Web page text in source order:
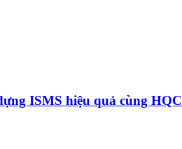
ISMS hiệu quả cùng HQC